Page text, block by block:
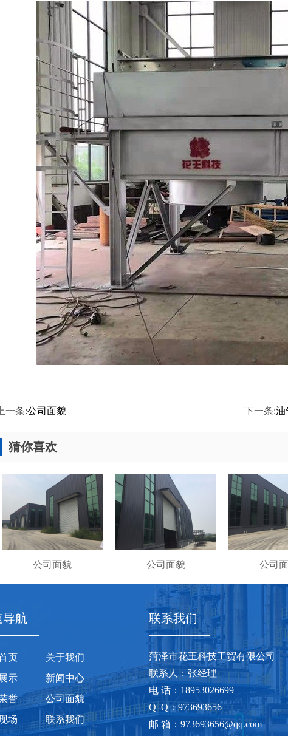
上一条:公司面貌 下一条:油
猜你喜欢
公司面貌 公司面貌 公司
导航
页
关于我们
示
新闻中心
誉
公司面貌
场
联系我们
联系我们
菏泽市花王科技工贸有限公司
联系人：张经理
电 话：18953026699
Q Q：973693656
邮 箱：973693656@qq.com